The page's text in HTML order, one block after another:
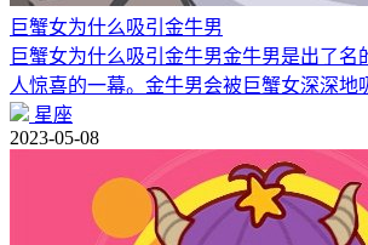
巨蟹女为什么吸引金牛男
巨蟹女为什么吸引金牛男金牛男是出了
人惊喜的一幕。金牛男会被巨蟹女深深地
星座
2023-05-08